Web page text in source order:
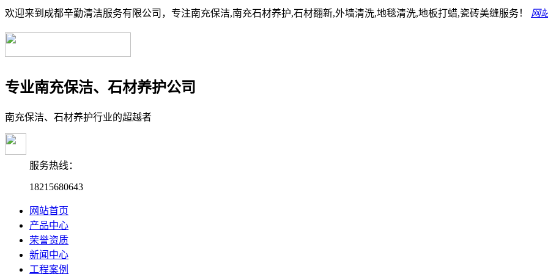
欢迎来到成都辛勤清洁服务有限公司，专注南充保洁,南充石材养护,石材翻新,外墙清洗,地毯清洗,地板打蜡,瓷砖美缝服务！ 网
专业南充保洁、石材养护公司
南充保洁、石材养护行业的超越者
服务热线：
18215680643
网站首页
产品中心
荣誉资质
新闻中心
工程案例